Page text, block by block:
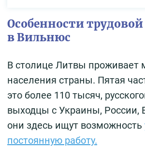
Особенности
в Вильнюс
В столице Литвы проживает
населения страны. Пятая
это более 110 тысяч,
выходцы с Украины, России,
они здесь ищут возможность
постоянную работу.